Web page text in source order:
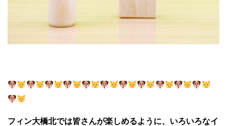
フィン大橋北では皆さんが楽しめるように、いろいろなイ